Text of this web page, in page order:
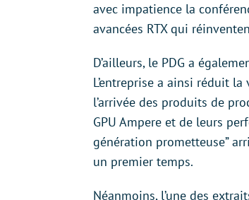
avec impatience la
avancées RTX qui
D’ailleurs, le PDG a
L’entreprise a ainsi réduit
l’arrivée des produits de
GPU Ampere et de leurs
génération prometteuse”
un premier temps.
Néanmoins, l’une des